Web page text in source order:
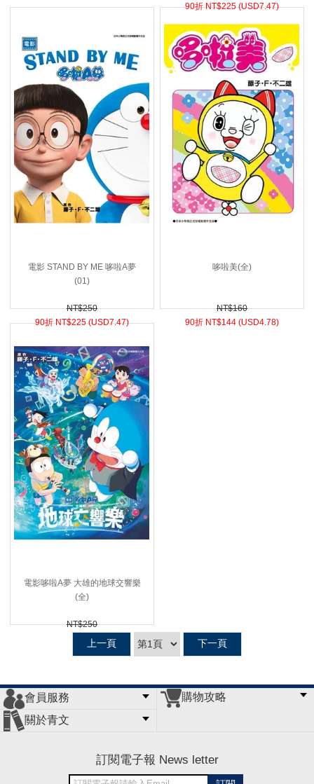
90折 NT$225 (USD7.47)
電影 STAND BY ME 哆啦A夢
(01)
NT$250
90折 NT$225 (USD7.47)
哆啦美(全)
NT$160
90折 NT$144 (USD4.78)
電影哆啦A夢 大雄的地球交響樂
(全)
NT$250
USD7.47)
上一頁 下一頁
會員服務
會員辦法
客服信箱
隱私條款
網站導覽
購物攻略
關於青文
訂閱電子報 News letter